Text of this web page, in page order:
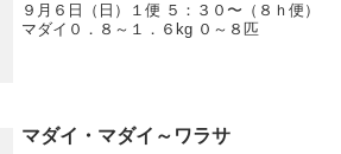
９月６日（日）１便 ５：３０〜（８ｈ便）
マダイ０．８～１．６kg ０～８匹
マダイ・マダイ～ワラサ